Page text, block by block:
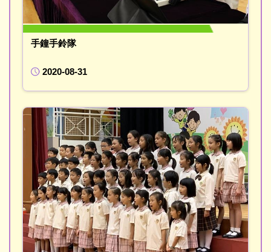
手鐘手鈴隊
2020-08-31